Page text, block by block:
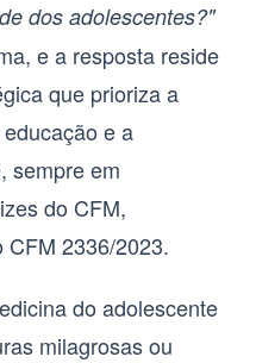
dos adolescentes?"
e a resposta reside
que prioriza a
e a
sempre em
do CFM,
2336/2023.
do adolescente
milagrosas ou